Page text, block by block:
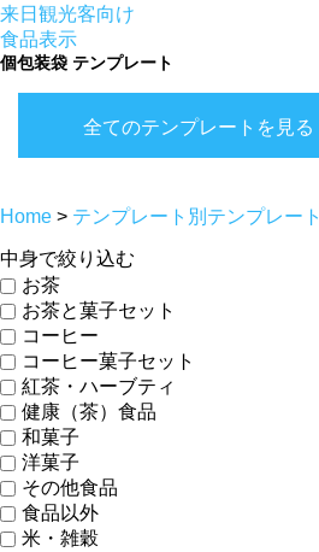
来日観光客向け
食品表示
個包装袋 テンプレート
全てのテンプレートを見る
Home > テンプレート別テンプレート
中身で絞り込む
お茶
お茶と菓子セット
コーヒー
コーヒー菓子セット
紅茶・ハーブティ
健康（茶）食品
和菓子
洋菓子
その他食品
食品以外
米・雑穀